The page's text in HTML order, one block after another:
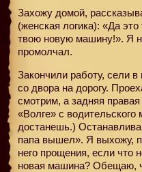
Захожу домой,
(женская логика): «Да это
твою новую машину!». Я
промолчал.
Закончили работу, сели
со двора на дорогу.
смотрим, а задняя
«Волге» с
достанешь.)
папа вышел». Я выхожу,
него прощения, если что
новая машина? Обещаю,